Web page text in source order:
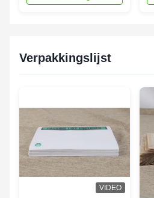
Verpakkingslijst
VIDEO